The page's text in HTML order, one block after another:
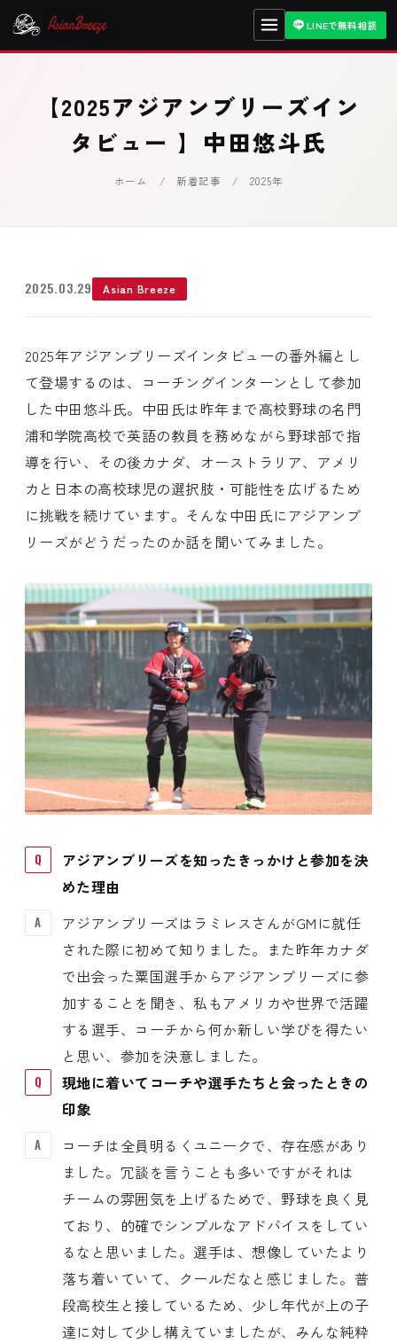
LINEで無料相談
【2025アジアンブリーズイン
タビュー 】中田悠斗氏
ホーム / 新着記事 / 2025年
2025.03.29 Asian Breeze
2025年アジアンブリーズインタビューの番外編とし
て登場するのは、コーチングインターンとして参加
した中田悠斗氏。中田氏は昨年まで高校野球の名門
浦和学院高校で英語の教員を務めながら野球部で指
導を行い、その後カナダ、オーストラリア、アメリ
カと日本の高校球児の選択肢・可能性を広げるため
に挑戦を続けています。そんな中田氏にアジアンブ
リーズがどうだったのか話を聞いてみました。
アジアンブリーズを知ったきっかけと参加を決
めた理由
アジアンブリーズはラミレスさんがGMに就任
された際に初めて知りました。また昨年カナダ
で出会った粟国選手からアジアンブリーズに参
加することを聞き、私もアメリカや世界で活躍
する選手、コーチから何か新しい学びを得たい
と思い、参加を決意しました。
現地に着いてコーチや選手たちと会ったときの
印象
コーチは全員明るくユニークで、存在感があり
ました。冗談を言うことも多いですがそれは
チームの雰囲気を上げるためで、野球を良く見
ており、的確でシンプルなアドバイスをしてい
るなと思いました。選手は、想像していたより
落ち着いていて、クールだなと感じました。普
段高校生と接しているため、少し年代が上の子
達に対して少し構えていましたが、みんな純粋